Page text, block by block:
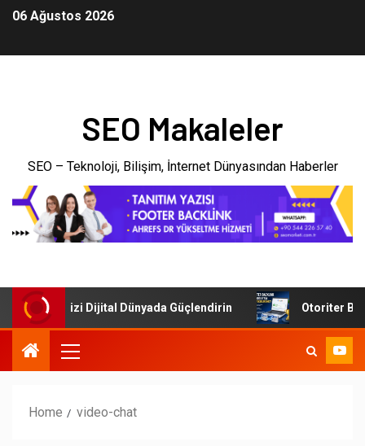
06 Ağustos 2026
SEO Makaleler
SEO – Teknoloji, Bilişim, İnternet Dünyasından Haberler
İşletmenizi Dijital Dünyada Güçlendirin Otoriter
Home video-chat